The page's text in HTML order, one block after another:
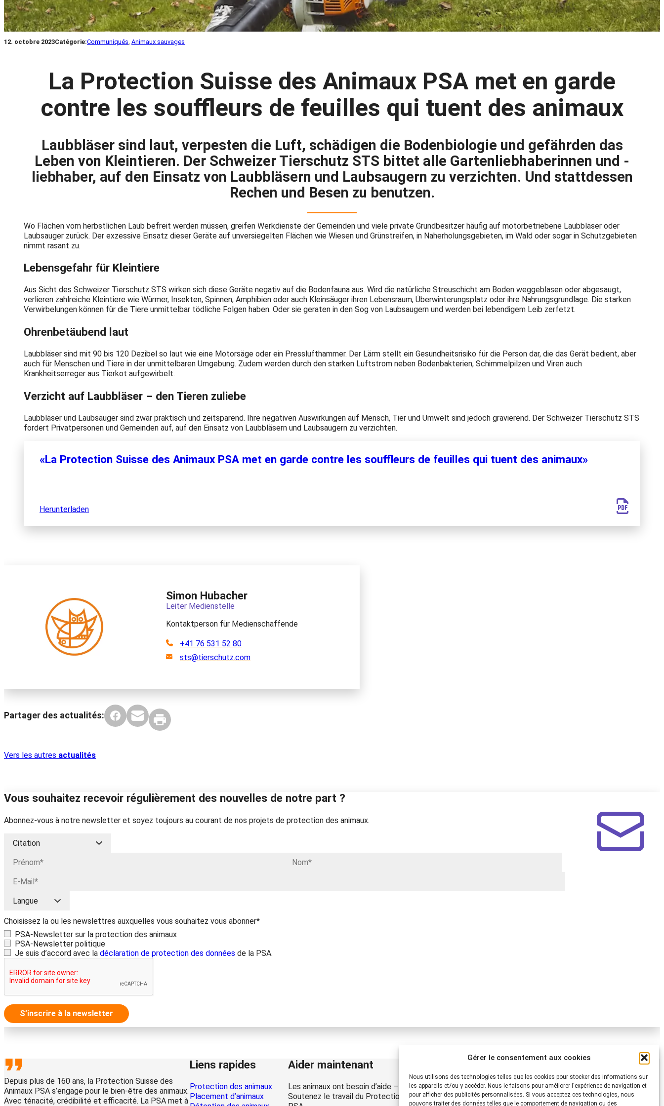
Gérer le consentement aux cookies
Nous utilisons des technologies telles que les cookies pour stocker des informations sur
les appareils et/ou y accéder. Nous le faisons pour améliorer l'expérience de navigation et
pour afficher des publicités personnalisées. Si vous acceptez ces technologies, nous
pouvons traiter des données telles que le comportement de navigation ou des
12. octobre 2023Catégorie:Communiqués Animaux sauvages
La Protection Suisse des Animaux PSA met en garde
contre les souffleurs de feuilles qui tuent des animaux
Laubbläser sind laut, verpesten die Luft, schädigen die Bodenbiologie und gefährden das
Leben von Kleintieren. Der Schweizer Tierschutz STS bittet alle Gartenliebhaberinnen und -
liebhaber, auf den Einsatz von Laubbläsern und Laubsaugern zu verzichten. Und stattdessen
Rechen und Besen zu benutzen.
Wo Flächen vom herbstlichen Laub befreit werden müssen, greifen Werkdienste der Gemeinden und viele private Grundbesitzer häufig auf motorbetriebene Laubbläser oder
Laubsauger zurück. Der exzessive Einsatz dieser Geräte auf unversiegelten Flächen wie Wiesen und Grünstreifen, in Naherholungsgebieten, im Wald oder sogar in Schutzgebieten
nimmt rasant zu.
Lebensgefahr für Kleintiere
Aus Sicht des Schweizer Tierschutz STS wirken sich diese Geräte negativ auf die Bodenfauna aus. Wird die natürliche Streuschicht am Boden weggeblasen oder abgesaugt,
verlieren zahlreiche Kleintiere wie Würmer, Insekten, Spinnen, Amphibien oder auch Kleinsäuger ihren Lebensraum, Überwinterungsplatz oder ihre Nahrungsgrundlage. Die starken
Verwirbelungen können für die Tiere unmittelbar tödliche Folgen haben. Oder sie geraten in den Sog von Laubsaugern und werden bei lebendigem Leib zerfetzt.
Ohrenbetäubend laut
Laubbläser sind mit 90 bis 120 Dezibel so laut wie eine Motorsäge oder ein Presslufthammer. Der Lärm stellt ein Gesundheitsrisiko für die Person dar, die das Gerät bedient, aber
auch für Menschen und Tiere in der unmittelbaren Umgebung. Zudem werden durch den starken Luftstrom neben Bodenbakterien, Schimmelpilzen und Viren auch
Krankheitserreger aus Tierkot aufgewirbelt.
Verzicht auf Laubbläser – den Tieren zuliebe
Laubbläser und Laubsauger sind zwar praktisch und zeitsparend. Ihre negativen Auswirkungen auf Mensch, Tier und Umwelt sind jedoch gravierend. Der Schweizer Tierschutz STS
fordert Privatpersonen und Gemeinden auf, auf den Einsatz von Laubbläsern und Laubsaugern zu verzichten.
«La Protection Suisse des Animaux PSA met en garde contre les souffleurs de feuilles qui tuent des animaux»
Herunterladen
Simon Hubacher
Leiter Medienstelle
Kontaktperson für Medienschaffende
+41 76 531 52 80
sts@tierschutz.com
Partager des actualités:
Vers les autres actualités
Vous souhaitez recevoir régulièrement des nouvelles de notre part ?
Abonnez-vous à notre newsletter et soyez toujours au courant de nos projets de protection des animaux.
Choisissez la ou les newslettres auxquelles vous souhaitez vous abonner*
PSA-Newsletter sur la protection des animaux
PSA-Newsletter politique
Je suis d’accord avec la déclaration de protection des données de la PSA.
S’inscrire à la newsletter
Depuis plus de 160 ans, la Protection Suisse des
Animaux PSA s’engage pour le bien-être des animaux.
Avec ténacité, crédibilité et efficacité. La PSA met à
Liens rapides
Protection des animaux
Placement d’animaux
Aider maintenant
Les animaux ont besoin d’aide – la vôtre aussi.
Soutenez le travail du Protection Suisse des Animaux
Protection Suisse des Animaux PSA
Dornacherstrasse 101
CH-4053 Bâle